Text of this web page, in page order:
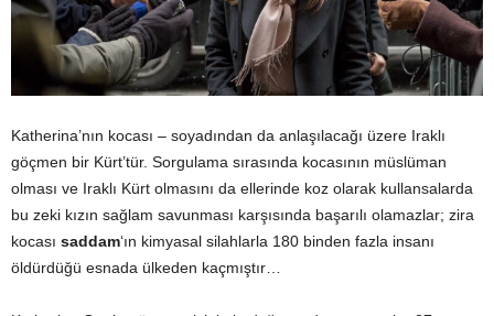
Katherina’nın kocası – soyadından da anlaşılacağı üzere Iraklı
göçmen bir Kürt’tür. Sorgulama sırasında kocasının müslüman
olması ve Iraklı Kürt olmasını da ellerinde koz olarak kullansalarda
bu zeki kızın sağlam savunması karşısında başarılı olamazlar; zira
kocası saddam‘ın kimyasal silahlarla 180 binden fazla insanı
öldürdüğü esnada ülkeden kaçmıştır…